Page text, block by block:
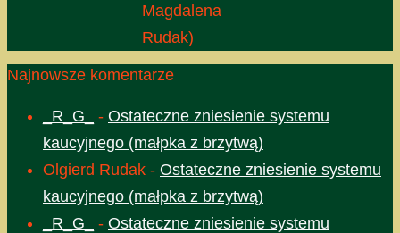
Magdalena
Rudak)
Najnowsze komentarze
_R_G_ - Ostateczne zniesienie systemu
kaucyjnego (małpka z brzytwą)
Olgierd Rudak - Ostateczne zniesienie systemu
kaucyjnego (małpka z brzytwą)
_R_G_
- Ostateczne zniesienie systemu